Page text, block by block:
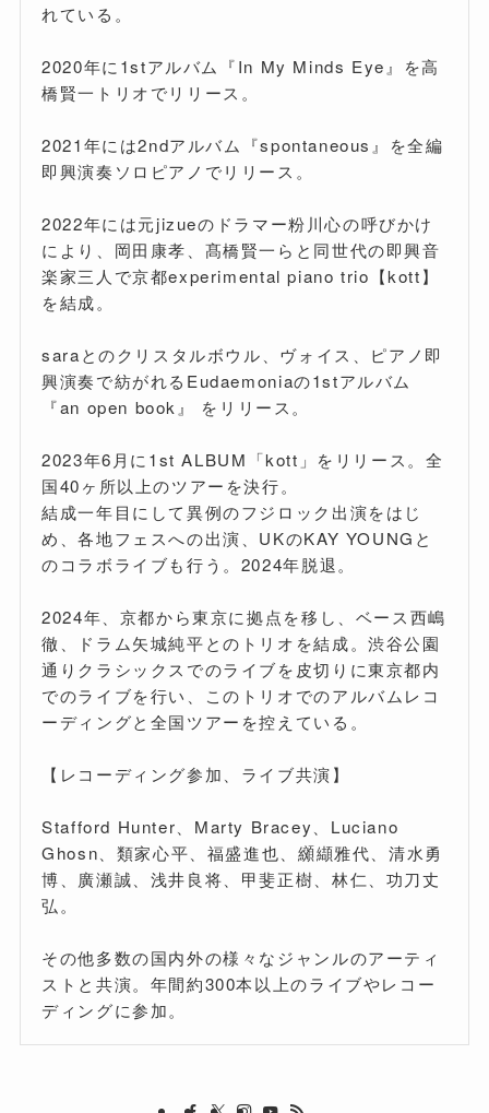
れている。
2020年に1stアルバム『In My Minds Eye』を高
橋賢一トリオでリリース。
2021年には2ndアルバム『spontaneous』を全編
即興演奏ソロピアノでリリース。
2022年には元jizueのドラマー粉川心の呼びかけ
により、岡田康孝、髙橋賢一らと同世代の即興音
楽家三人で京都experimental piano trio【kott】
を結成。
saraとのクリスタルボウル、ヴォイス、ピアノ即
興演奏で紡がれるEudaemoniaの1stアルバム
『an open book』 をリリース。
2023年6月に1st ALBUM「kott」をリリース。全
国40ヶ所以上のツアーを決行。
結成一年目にして異例のフジロック出演をはじ
め、各地フェスへの出演、UKのKAY YOUNGと
のコラボライブも行う。2024年脱退。
2024年、京都から東京に拠点を移し、ベース西嶋
徹、ドラム矢城純平とのトリオを結成。渋谷公園
通りクラシックスでのライブを皮切りに東京都内
でのライブを行い、このトリオでのアルバムレコ
ーディングと全国ツアーを控えている。
【レコーディング参加、ライブ共演】
Stafford Hunter、Marty Bracey、Luciano
Ghosn、類家心平、福盛進也、纐纈雅代、清水勇
博、廣瀬誠、浅井良将、甲斐正樹、林仁、功刀丈
弘。
その他多数の国内外の様々なジャンルのアーティ
ストと共演。年間約300本以上のライブやレコー
ディングに参加。